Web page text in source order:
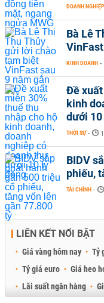
DOANH NGHIỆP
Bà Lê
KINH DOANH -
Đề xuất
kinh
dưới
THỜI SỰ -
BIDV
phiếu,
TÀI CHÍNH -
LIÊN KẾT NỔI BẬT
Giá vàng hôm nay Tỷ
Tỷ giá euro
Giá heo
Lãi suất ngân hàng